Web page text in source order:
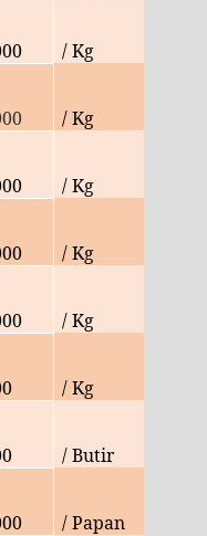
/ Kg
/ Kg
/ Kg
/ Kg
/ Kg
/ Kg
/ Butir
/ Papan